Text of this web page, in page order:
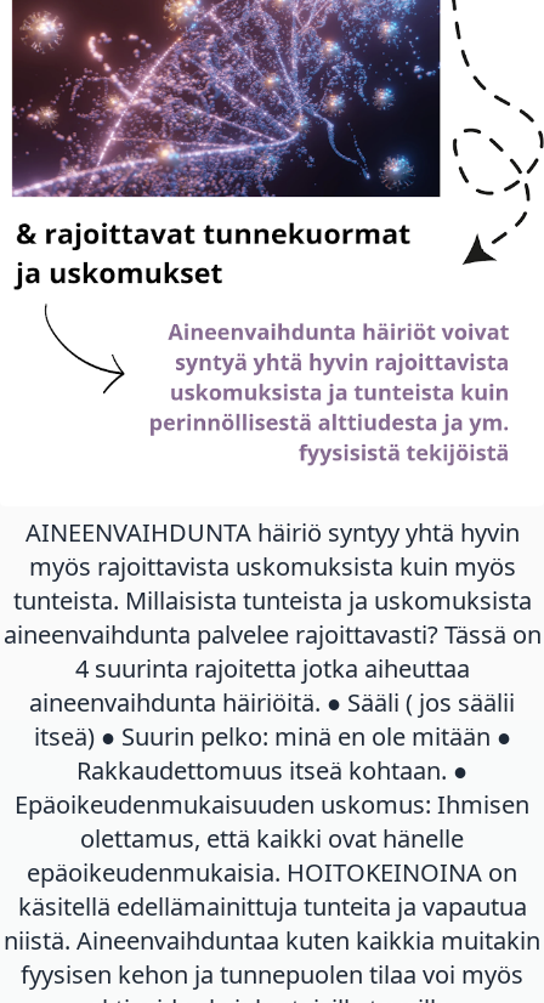
AINEENVAIHDUNTA häiriö syntyy yhtä hyvin
myös rajoittavista uskomuksista kuin myös
tunteista. Millaisista tunteista ja uskomuksista
aineenvaihdunta palvelee rajoittavasti? Tässä on
4 suurinta rajoitetta jotka aiheuttaa
aineenvaihdunta häiriöitä. ● Sääli ( jos säälii
itseä) ● Suurin pelko: minä en ole mitään ●
Rakkaudettomuus itseä kohtaan. ●
Epäoikeudenmukaisuuden uskomus: Ihmisen
olettamus, että kaikki ovat hänelle
epäoikeudenmukaisia. HOITOKEINOINA on
käsitellä edellämainittuja tunteita ja vapautua
niistä. Aineenvaihduntaa kuten kaikkia muitakin
fyysisen kehon ja tunnepuolen tilaa voi myös